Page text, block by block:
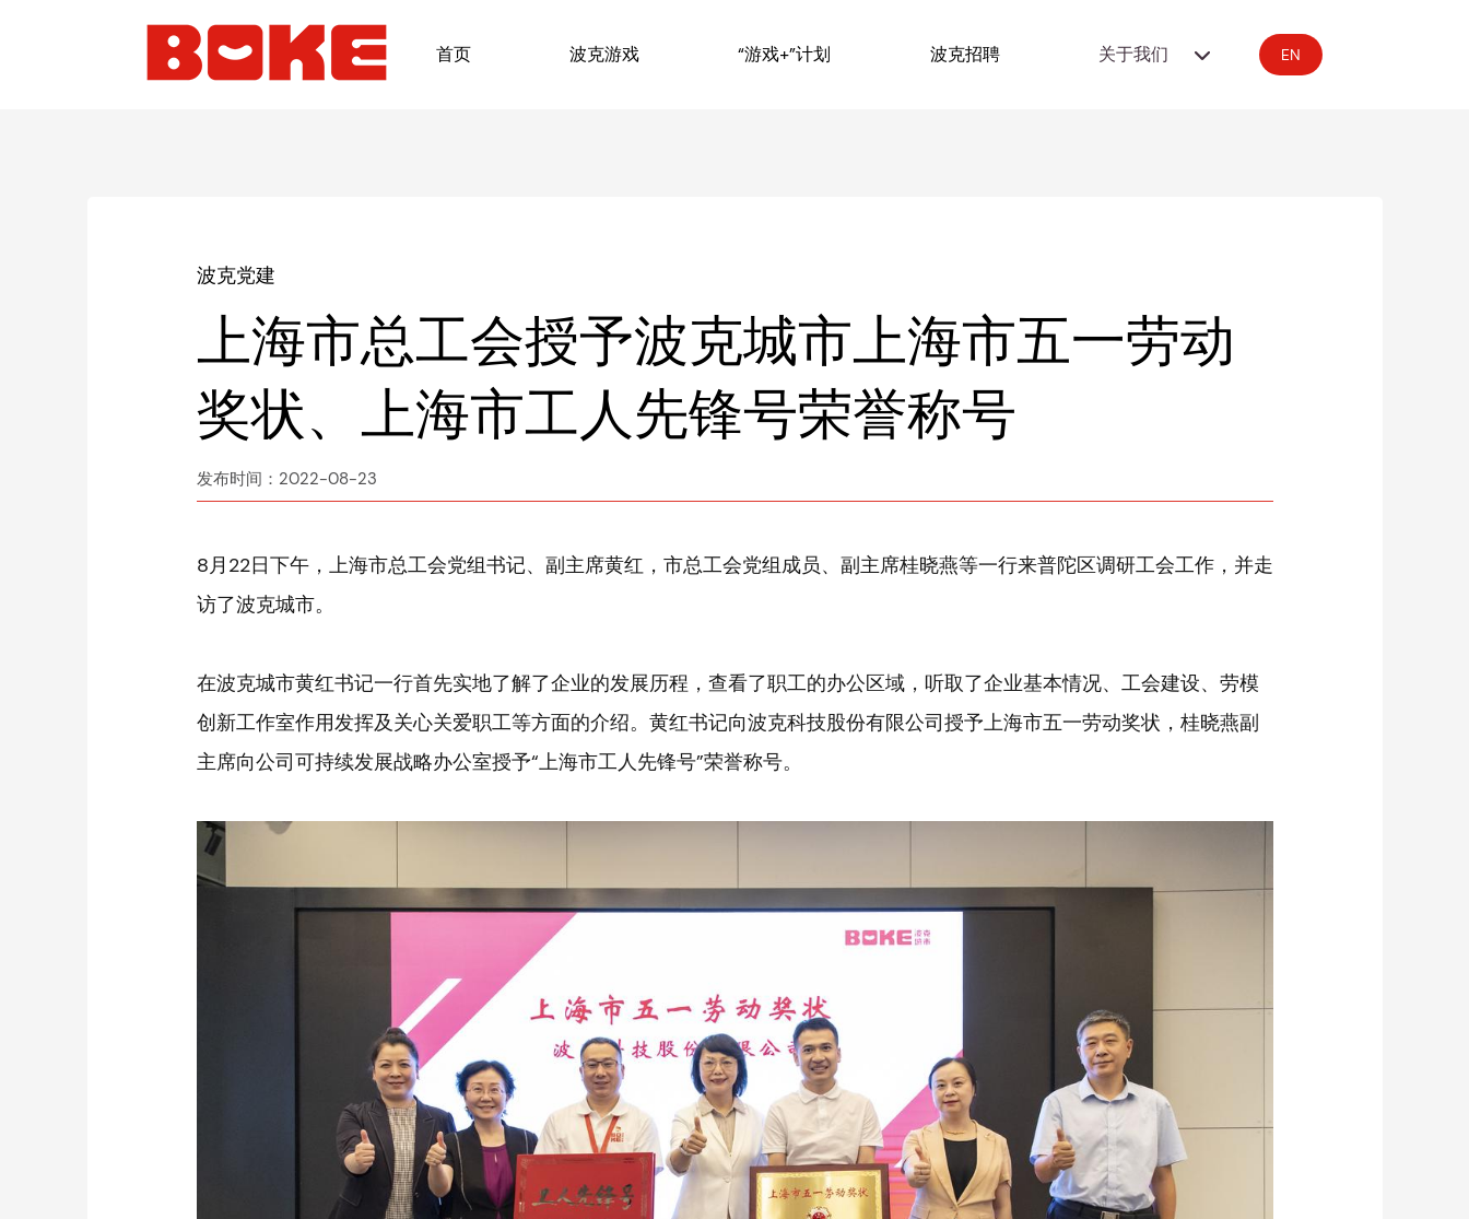
首页 波克游戏 “游戏+”计划 波克招聘 关于我们 EN
波克党建
上海市总工会授予波克城市上海市五一劳动
奖状、上海市工人先锋号荣誉称号
发布时间：2022-08-23
8月22日下午，上海市总工会党组书记、副主席黄红，市总工会党组成员、副主席桂晓燕等一行来普陀区调研工会工作，并走
访了波克城市。
在波克城市黄红书记一行首先实地了解了企业的发展历程，查看了职工的办公区域，听取了企业基本情况、工会建设、劳模
创新工作室作用发挥及关心关爱职工等方面的介绍。黄红书记向波克科技股份有限公司授予上海市五一劳动奖状，桂晓燕副
主席向公司可持续发展战略办公室授予“上海市工人先锋号”荣誉称号。